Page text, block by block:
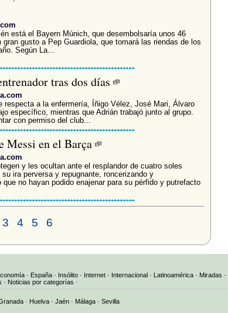
está el Bayern Múnich, que desembolsaría unos 46
gusto a Pep Guardiola, que tomará las riendas de los
Según La...
tras dos días
respecta a la enfermería, Íñigo Vélez, José Mari, Álvaro
específico, mientras que Adrián trabajó junto al grupo.
con permiso del club...
en el Barça
y les ocultan ante el resplandor de cuatro soles
ira perversa y repugnante, roncerizando y
que no hayan podido enajenar para su pérfido y putrefacto
3 4 5 6
· España · Insólito · Internet · Internacional · Latinoamérica · Miradas ·
· Noticias por categorías ·
· Huelva · Jaén · Málaga · Sevilla